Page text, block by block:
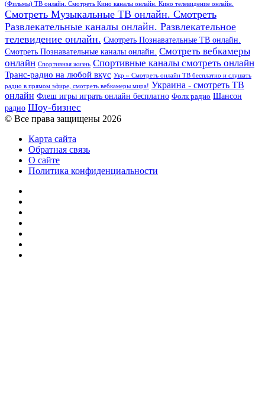
(Фильмы) ТВ онлайн. Смотреть Кино каналы онлайн. Кино телевидение онлайн.
Смотреть Музыкальные ТВ онлайн. Смотреть
Развлекательные каналы онлайн. Развлекательное
телевидение онлайн. Смотреть Познавательные ТВ онлайн.
Смотреть Познавательные каналы онлайн. Смотреть вебкамеры
онлайн Спортивная жизнь Спортивные каналы смотреть онлайн
Транс-радио на любой вкус Укр » Смотреть онлайн ТВ бесплатно и слушать
радио в прямом эфире, смотреть вебкамеры мира! Украина - смотреть ТВ
онлайн Флеш игры играть онлайн бесплатно Фолк радио Шансон
радио Шоу-бизнес
© Все права защищены 2026
Карта сайта
Обратная связь
О сайте
Политика конфиденциальности